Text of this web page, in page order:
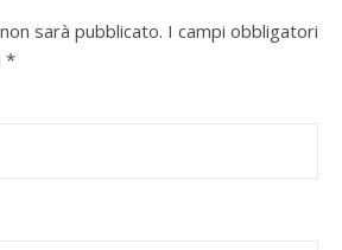
sarà pubblicato. I campi obbligatori
*